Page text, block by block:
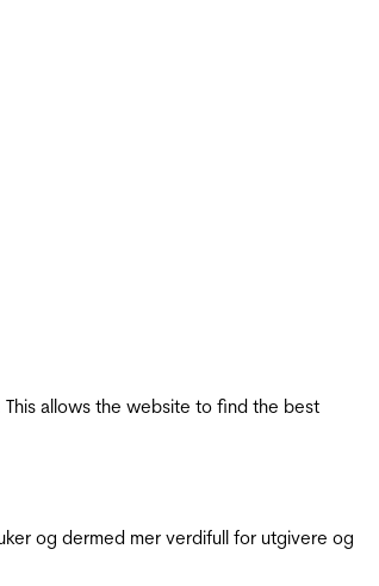
allows the website to find the best
og dermed mer verdifull for utgivere og